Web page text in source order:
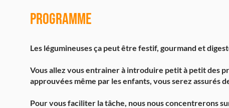
Programme
Les légumineuses ça peut être festif, gourmand et
Vous allez vous entrainer à introduire petit à petit des
approuvées même par les enfants, vous serez assurés
Pour vous faciliter la tâche, nous nous concentrerons